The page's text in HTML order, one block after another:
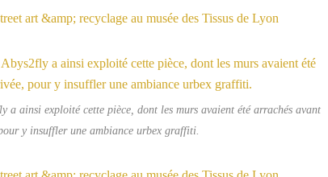
a ainsi exploité cette pièce, dont les murs avaient été arrachés avant
y insuffler une ambiance urbex graffiti.